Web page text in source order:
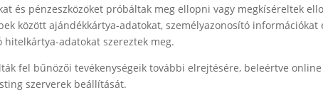
és pénzeszközöket próbáltak meg ellopni vagy megkíséreltek
között ajándékkártya-adatokat, személyazonosító információkat
adatokat szereztek meg.
fel bűnözői tevékenységeik további elrejtésére, beleértve online
szerverek beállítását.